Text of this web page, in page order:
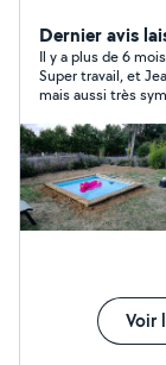
textes,
bureautique,
matériels
téléphone et
(imprimante,
Dernier avis
Il y a plus de 6 mois
Super travail, et
mais aussi très
Voir